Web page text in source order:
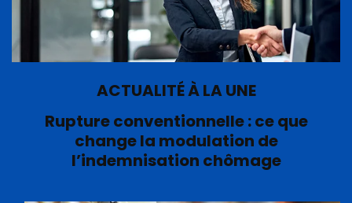
ACTUALITÉ À LA UNE
Rupture conventionnelle : ce que
change la modulation de
l’indemnisation chômage